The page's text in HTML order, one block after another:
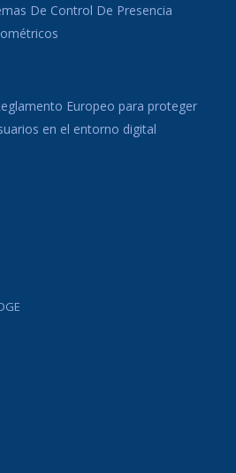
De Control De Presencia
Europeo para proteger
en el entorno digital